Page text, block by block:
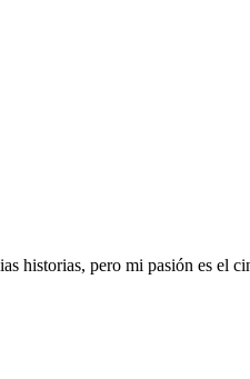
historias, pero mi pasión es el